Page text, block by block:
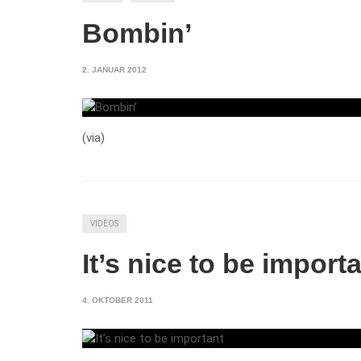
Bombin’
2. JANUAR 2012
(via)
VIDEOS
It’s nice to be
4. OKTOBER 2011